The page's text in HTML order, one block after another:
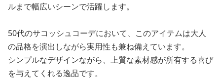
ルまで幅広いシーンで活躍します。
50代のサコッシュコーデにおいて、このアイテムは大人
の品格を演出しながら実用性も兼ね備えています。
シンプルなデザインながら、上質な素材感が所有する喜び
を与えてくれる逸品です。